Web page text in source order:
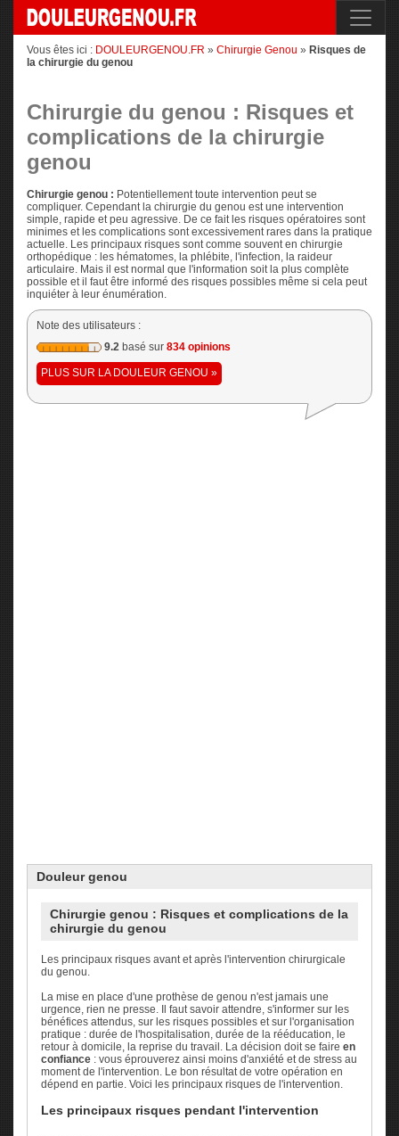
Vous êtes ici : DOULEURGENOU.FR » Chirurgie Genou » Risques de
la chirurgie du genou
Chirurgie du genou : Risques et
complications de la chirurgie
genou
Chirurgie genou : Potentiellement toute intervention peut se
compliquer. Cependant la chirurgie du genou est une intervention
simple, rapide et peu agressive. De ce fait les risques opératoires sont
minimes et les complications sont excessivement rares dans la pratique
actuelle. Les principaux risques sont comme souvent en chirurgie
orthopédique : les hématomes, la phlébite, l'infection, la raideur
articulaire. Mais il est normal que l'information soit la plus complète
possible et il faut être informé des risques possibles même si cela peut
inquiéter à leur énumération.
Note des utilisateurs :
9.2 basé sur 834 opinions
PLUS SUR LA DOULEUR GENOU »
Douleurgenou
Chirurgie genou : Risques et complications de la
chirurgie du genou
Les principaux risques avant et après l'intervention chirurgicale
du genou.
La mise en place d'une prothèse de genou n'est jamais une
urgence, rien ne presse. Il faut savoir attendre, s'informer sur les
bénéfices attendus, sur les risques possibles et sur l'organisation
pratique : durée de l'hospitalisation, durée de la rééducation, le
retour à domicile, la reprise du travail. La décision doit se faire en
confiance : vous éprouverez ainsi moins d'anxiété et de stress au
moment de l'intervention. Le bon résultat de votre opération en
dépend en partie. Voici les principaux risques de l'intervention.
Les principaux risques pendant l'intervention